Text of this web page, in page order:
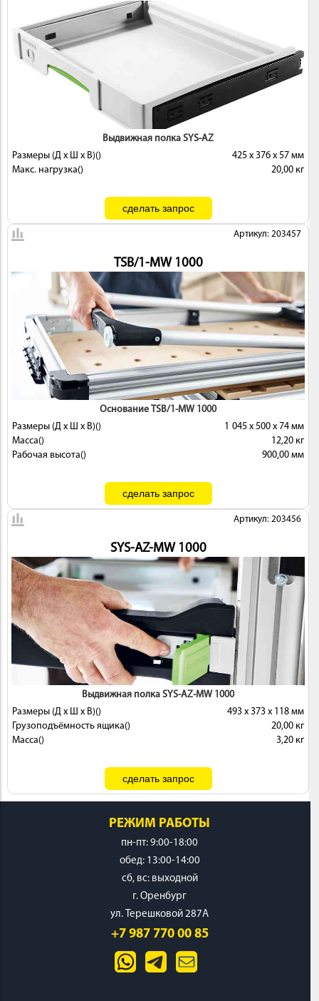
Выдвижная полка SYS-AZ
Размеры (Д x Ш x В)()
425 x 376 x 57 мм
Макс. нагрузка()
20,00 кг
Артикул: 203457
TSB/1-MW 1000
Основание TSB/1-MW 1000
Размеры (Д x Ш x В)()
1 045 x 500 x 74 мм
Масса()
12,20 кг
Рабочая высота()
900,00 мм
Артикул: 203456
SYS-AZ-MW 1000
Выдвижная полка SYS-AZ-MW 1000
Размеры (Д x Ш x В)()
493 x 373 x 118 мм
Грузоподъёмность ящика()
20,00 кг
Масса()
3,20 кг
РЕЖИМ РАБОТЫ
пн-пт: 9:00-18:00
обед: 13:00-14:00
cб, вс: выходной
г. Оренбург
ул. Терешковой 287А
+7 987 770 00 85